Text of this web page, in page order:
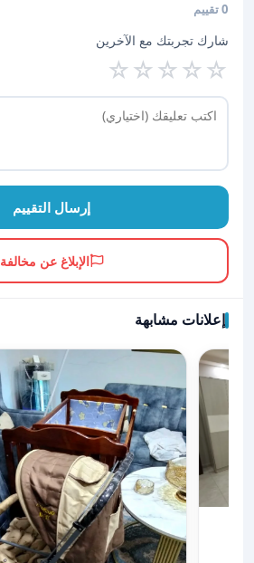
0 تقييم
شارك تجربتك مع الآخرين
☆
☆
☆
☆
☆
إرسال التقييم
الإبلاغ عن مخالفة
إعلانات مشابهة